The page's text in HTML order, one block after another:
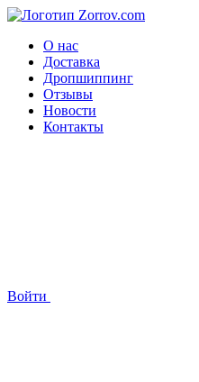
О нас
Доставка
Дропшиппинг
Отзывы
Новости
Контакты
Войти